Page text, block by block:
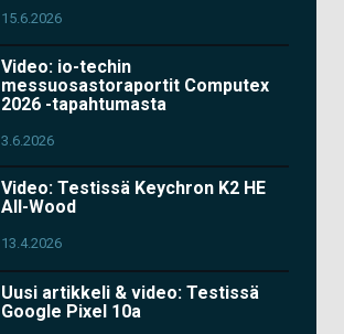
15.6.2026
Video: io-techin
messuosastoraportit Computex
2026 -tapahtumasta
3.6.2026
Video: Testissä Keychron K2 HE
All-Wood
13.4.2026
Uusi artikkeli & video: Testissä
Google Pixel 10a